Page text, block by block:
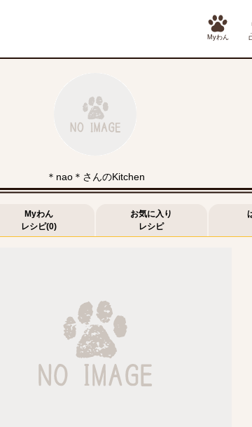
Myわん
＊nao＊さんのKitchen
Myわん
レシピ(0)
お気に入り
レシピ